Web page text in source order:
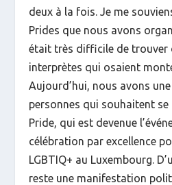
deux à la fois. Je me
Prides que nous avons
était très difficile de trouver
interprètes qui osaient
Aujourd’hui, nous avons
personnes qui souhaitent
Pride, qui est devenue
célébration par excellence
LGBTIQ+ au Luxembourg.
reste une manifestation